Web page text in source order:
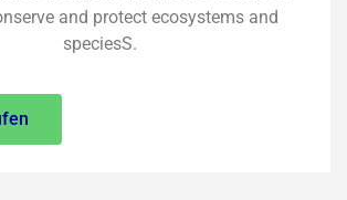
and protect ecosystems and
speciesS.